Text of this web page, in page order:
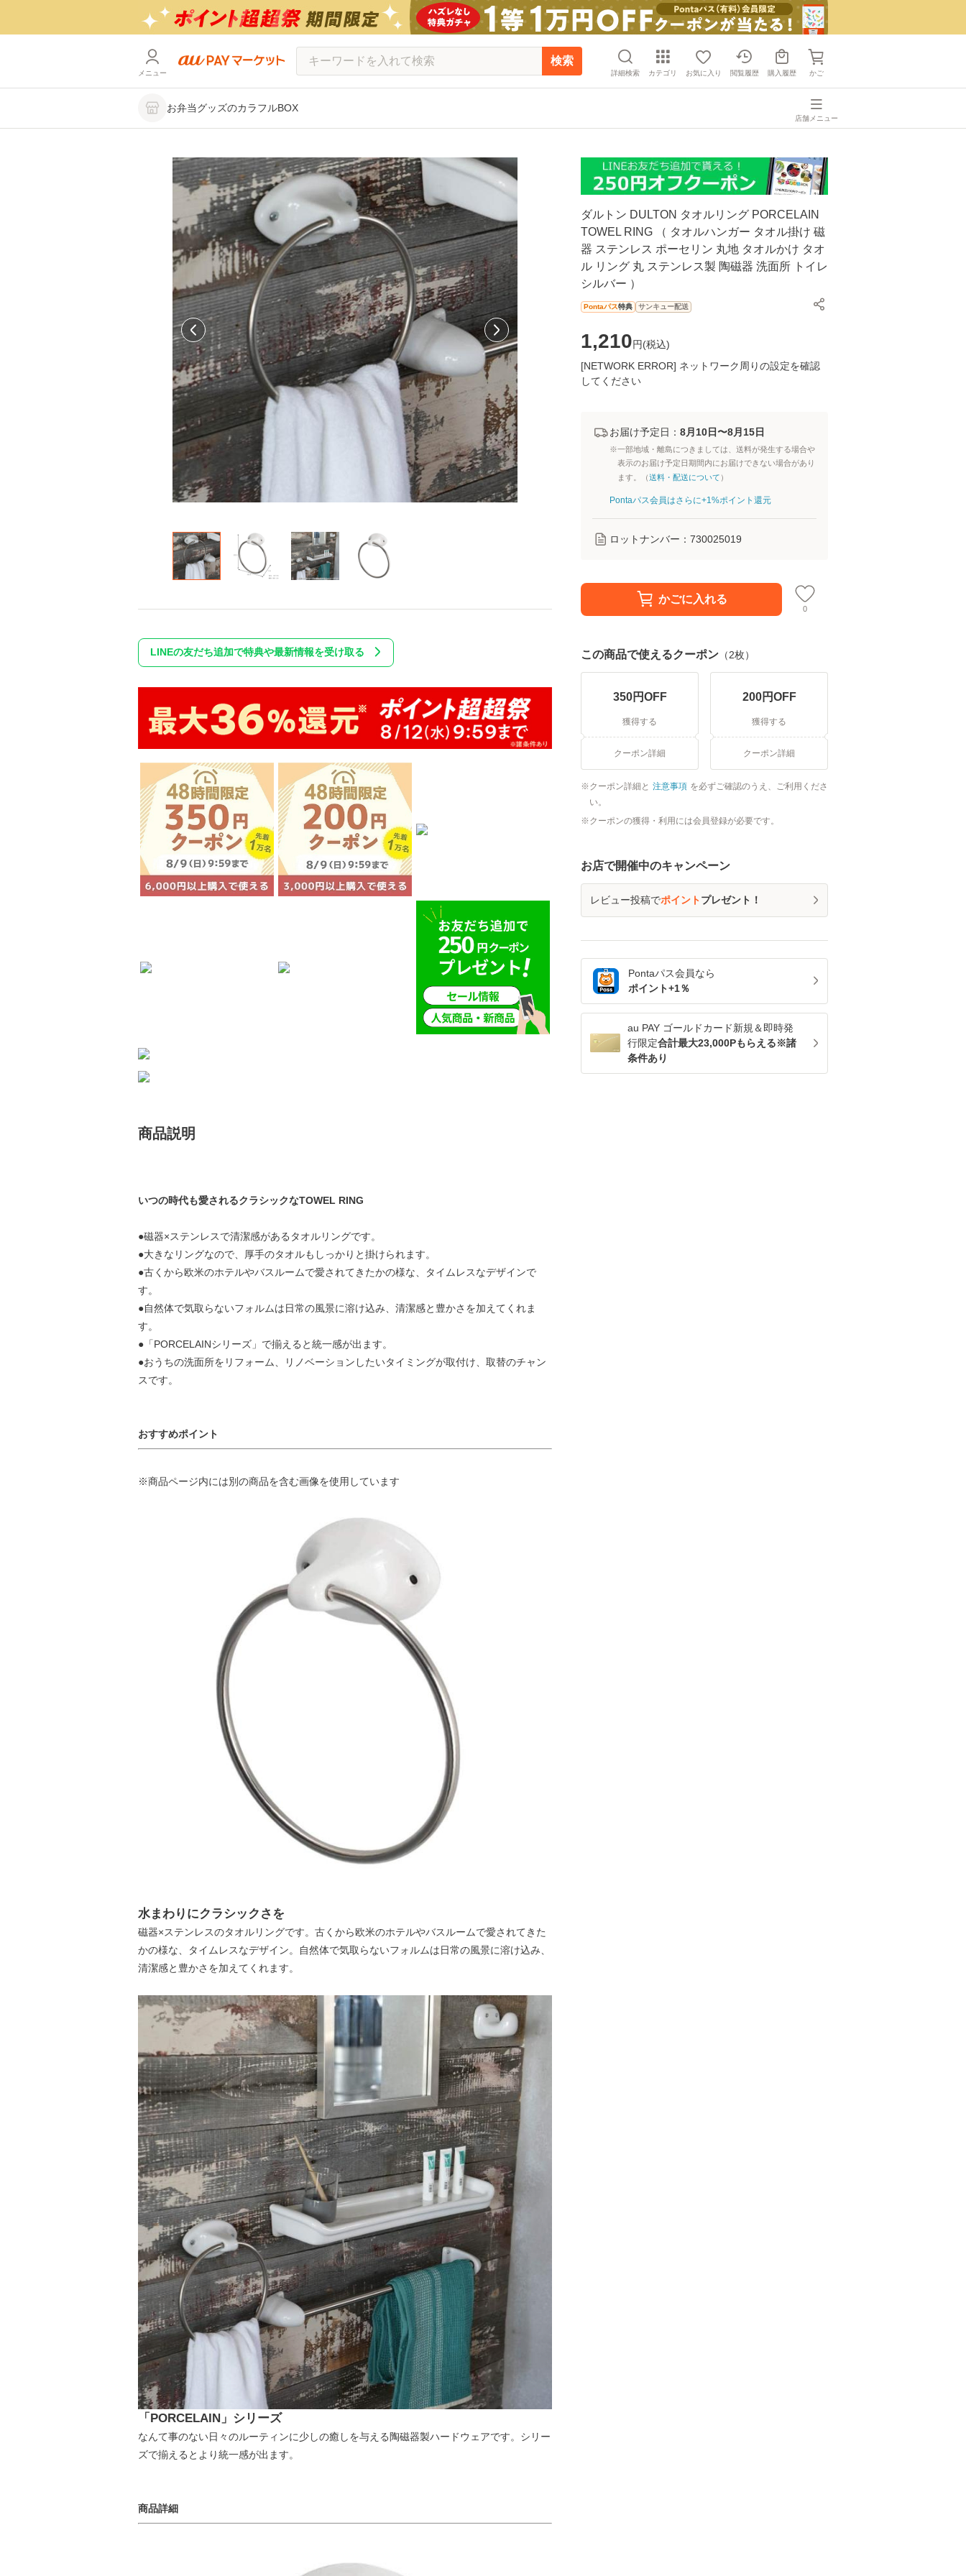
メニュー
検索
詳細検索 カテゴリ お気に入り 閲覧履歴 購入履歴 かご
お弁当グッズのカラフルBOX
店舗メニュー
ダルトン DULTON タオルリング PORCELAIN
TOWEL RING （ タオルハンガー タオル掛け 磁
器 ステンレス ポーセリン 丸地 タオルかけ タオ
ル リング 丸 ステンレス製 陶磁器 洗面所 トイレ
シルバー ）
Pontaパス特典 サンキュー配送
1,210円(税込)
[NETWORK ERROR] ネットワーク周りの設定を確認
してください
お届け予定日： 8月10日〜8月15日
※一部地域・離島につきましては、送料が発生する場合や
表示のお届け予定日期間内にお届けできない場合があり
ます。（送料・配送について ）
Pontaパス会員はさらに+1%ポイント還元
ロットナンバー： 730025019
かごに入れる
0
この商品で使えるクーポン （2枚）
350円OFF
獲得する
クーポン詳細
200円OFF
獲得する
クーポン詳細
クーポン詳細と 注意事項 を必ずご確認のうえ、ご利用くださ
い。
クーポンの獲得・利用には会員登録が必要です。
お店で開催中のキャンペーン
レビュー投稿でポイントプレゼント！
Pontaパス会員なら
ポイント+1％
au PAY ゴールドカード新規＆即時発
行限定合計最大23,000Pもらえる※諸
条件あり
LINEの友だち追加で特典や最新情報を受け取る
商品説明
いつの時代も愛されるクラシックなTOWEL RING
●磁器×ステンレスで清潔感があるタオルリングです。
●大きなリングなので、厚手のタオルもしっかりと掛けられます。
●古くから欧米のホテルやバスルームで愛されてきたかの様な、タイムレスなデザインで
す。
●自然体で気取らないフォルムは日常の風景に溶け込み、清潔感と豊かさを加えてくれま
す。
●「PORCELAINシリーズ」で揃えると統一感が出ます。
●おうちの洗面所をリフォーム、リノベーションしたいタイミングが取付け、取替のチャン
スです。
おすすめポイント
※商品ページ内には別の商品を含む画像を使用しています
水まわりにクラシックさを
磁器×ステンレスのタオルリングです。古くから欧米のホテルやバスルームで愛されてきた
かの様な、タイムレスなデザイン。自然体で気取らないフォルムは日常の風景に溶け込み、
清潔感と豊かさを加えてくれます。
「PORCELAIN」シリーズ
なんて事のない日々のルーティンに少しの癒しを与える陶磁器製ハードウェアです。シリー
ズで揃えるとより統一感が出ます。
商品詳細